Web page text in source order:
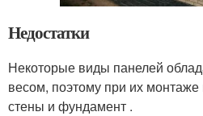
Недостатки
Некоторые виды панелей
весом, поэтому при их
стены и фундамент .